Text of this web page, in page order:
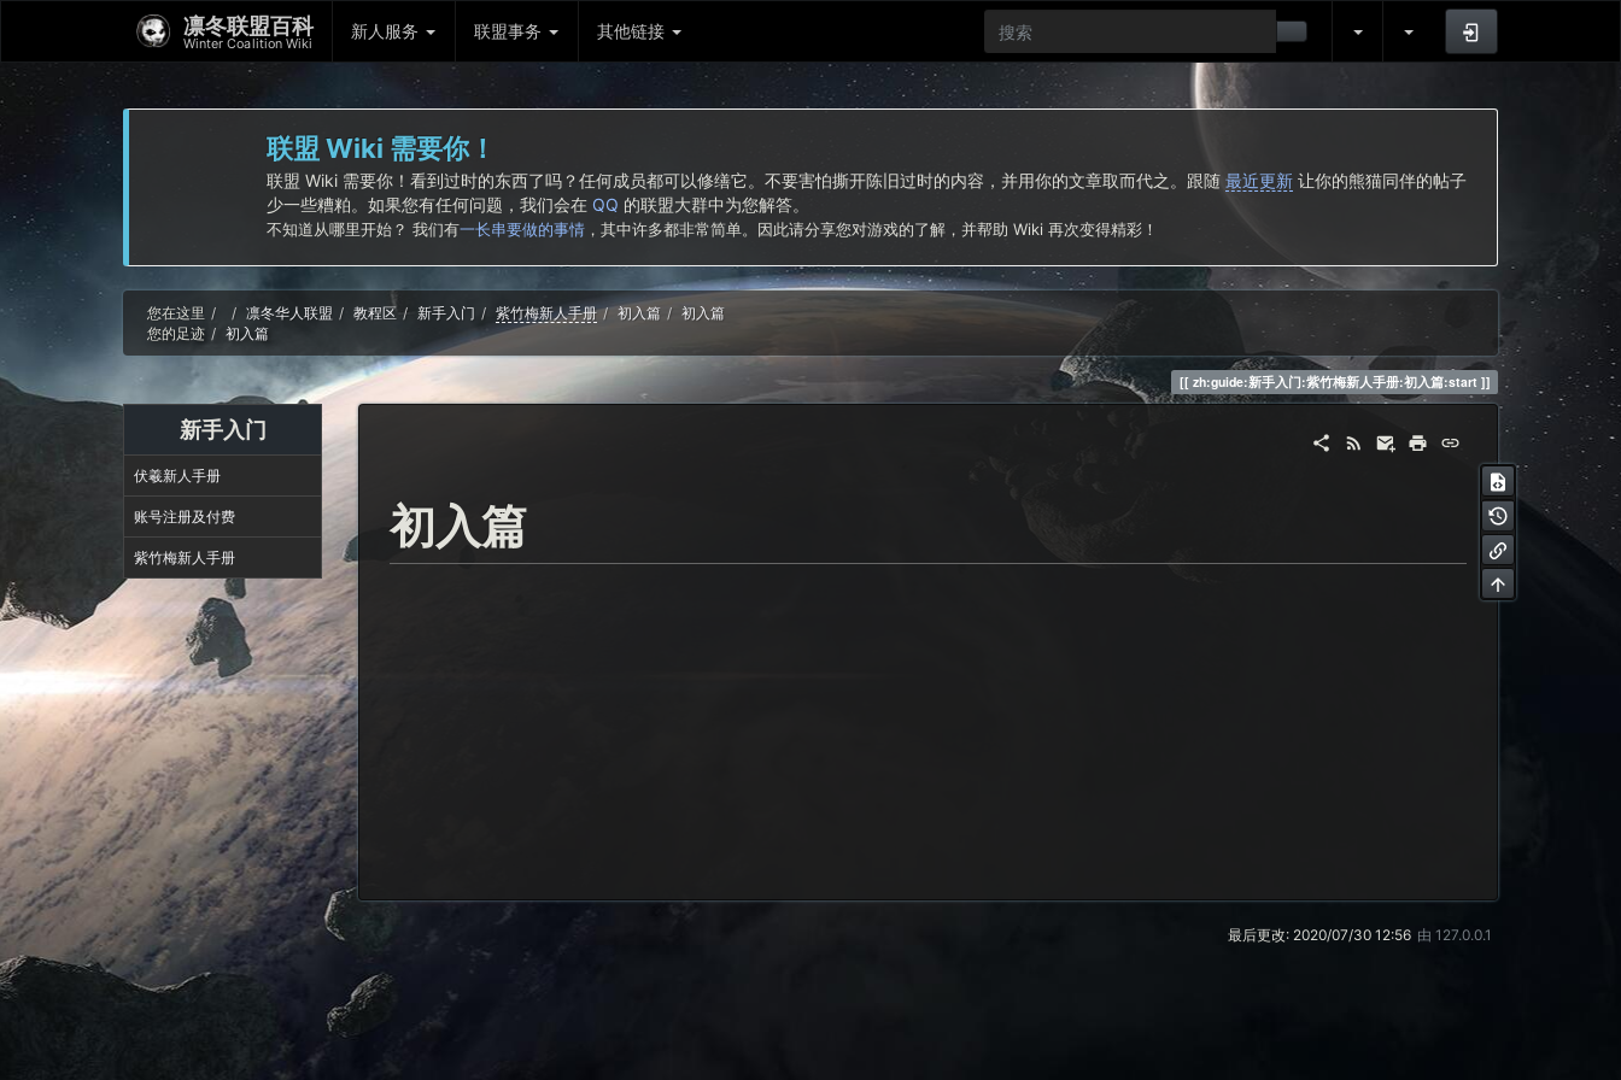
凛冬联盟百科
Winter Coalition Wiki
新人服务 联盟事务 其他链接
联盟 Wiki 需要你！
联盟 Wiki 需要你！看到过时的东西了吗？任何成员都可以修缮它。不要害怕撕开陈旧过时的内容，并用你的文章取而代之。跟随 最近更新让你的熊猫同伴的帖子
少一些糟粕。如果您有任何问题，我们会在 QQ 的联盟大群中为您解答。
不知道从哪里开始？ 我们有一长串要做的事情，其中许多都非常简单。因此请分享您对游戏的了解，并帮助 Wiki 再次变得精彩！
您在这里 Home凛冬华人联盟 教程区 新手入门 紫竹梅新人手册 初入篇
初入篇
您的足迹
初入篇
zh:guide:新手入门:紫竹梅新人手册:初入篇:start
新手入门
伏羲新人手册
账号注册及付费
紫竹梅新人手册
初入篇
最后更改: 2020/07/30 12:56 由 127.0.0.1